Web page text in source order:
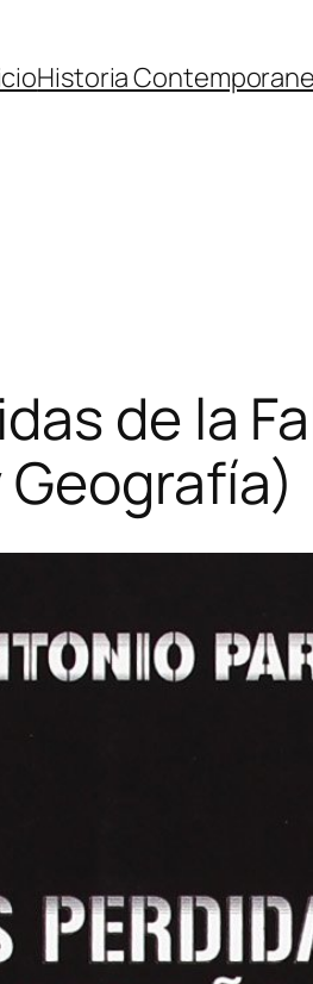
Historia
de la